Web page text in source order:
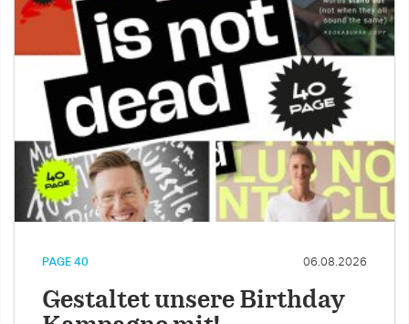
PAGE 40 06.08.2026
Gestaltet unsere Birthday